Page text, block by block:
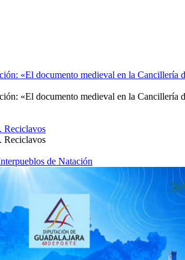
«El documento medieval en la Cancillería
«El documento medieval en la Cancillería
Reciclavos
Reciclavos
de Natación